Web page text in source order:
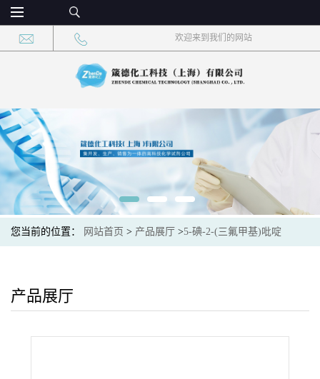
欢迎来到我们的网站
您当前的位置： 网站首页 > 产品展厅 >5-碘-2-(三氟甲基)吡啶
产品展厅